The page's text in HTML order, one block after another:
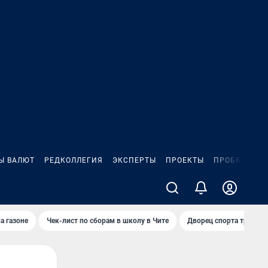
ВАЛЮТ РЕДКОЛЛЕГИЯ ЭКСПЕРТЫ ПРОЕКТЫ ПРОБКИ
газоне Чек-лист по сборам в школу в Чите Дворец спорта